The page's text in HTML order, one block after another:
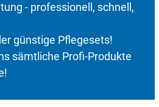
- professionell, schnell,
günstige Pflegesets!
sämtliche Profi-Produkte